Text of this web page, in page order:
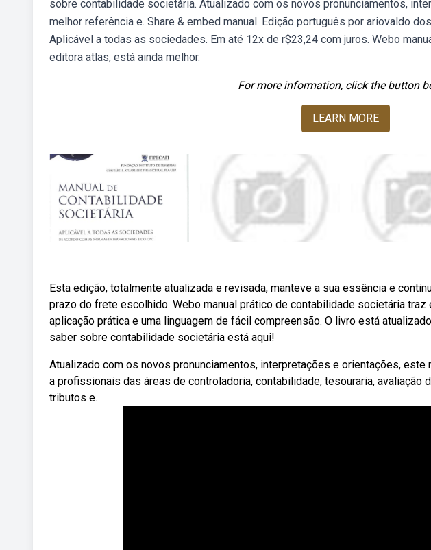
sobre contabilidade societária. Atualizado com os novos pronunciamentos,
melhor referência e. Share & embed manual. Edição português por ariovaldo
Aplicável a todas as sociedades. Em até 12x de r$23,24 com juros. Webo
editora atlas, está ainda melhor.
For more information, click the button
LEARN MORE
Esta edição, totalmente atualizada e revisada, manteve a sua essência e
prazo do frete escolhido. Webo manual prático de contabilidade societária
aplicação prática e uma linguagem de fácil compreensão. O livro está
saber sobre contabilidade societária está aqui!
Atualizado com os novos pronunciamentos, interpretações e orientações, este
a profissionais das áreas de controladoria, contabilidade, tesouraria, avaliação
tributos e.